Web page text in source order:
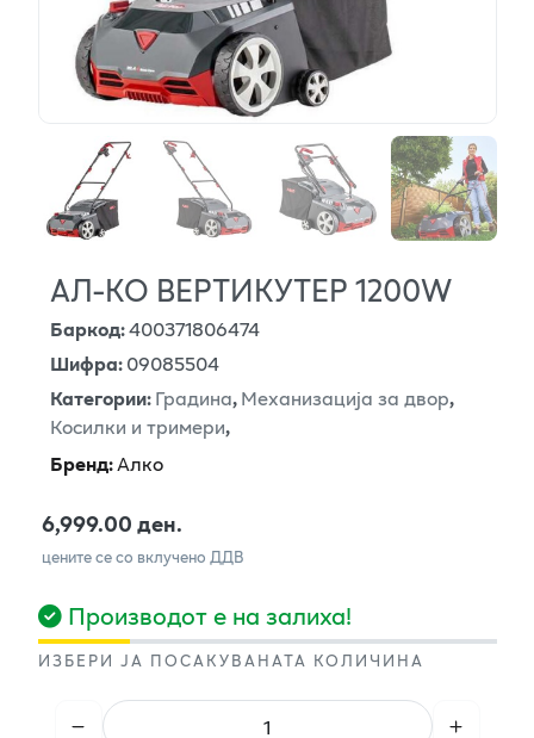
АЛ-КО ВЕРТИКУТЕР 1200W
Баркод:400371806474
Шифра:09085504
Категории:Градина,Механизација за двор,
Косилки и тримери,
Бренд:Алко
6,999.00 ден.
цените се со вклучено ДДВ
Производот е на залиха!
ИЗБЕРИ ЈА ПОСАКУВАНАТА КОЛИЧИНА